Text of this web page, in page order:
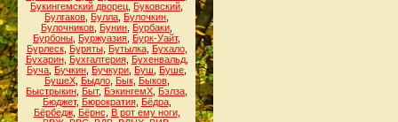
Букингемский дворец Буковский
Булгаков Булла Булочкин
Булочников Бунин Бурбаки
Бурбоны Буржуазия Бурк-Уайт,
Бурлеск, Буряты, Бутылка, Бухало,
Бухарин, Бухгалтерия, Бухенвальд,
Буча Бучкин Бучкури Буш Буше
БушеХ, Быдло, Бык, Быков,
Быстрыкин Быт, БэкингемХ Бэлза
Бюджет, Бюрократия, Бёдра,
Бёрбедж, Бёрнс В рот ему ноги,